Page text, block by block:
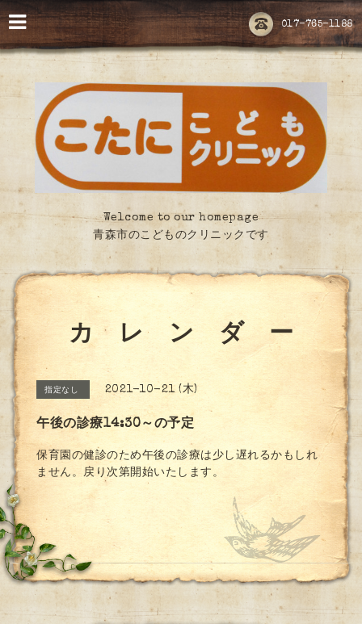
017-765-1188
Welcome to our homepage
青森市のこどものクリニックです
カ レ ン ダ ー
指定なし 2021-10-21 (木)
午後の診療14:30～の予定
保育園の健診のため午後の診療は少し遅れるかもしれ
ません。戻り次第開始いたします。